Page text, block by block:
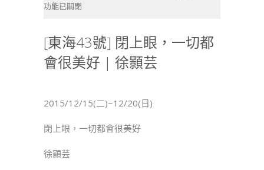
號]
功能已關閉
[東海43號] 閉上眼，一切都
會很美好 | 徐顥芸
2015/12/15(二)~12/20(日)
閉上眼，一切都會很美好
徐顥芸